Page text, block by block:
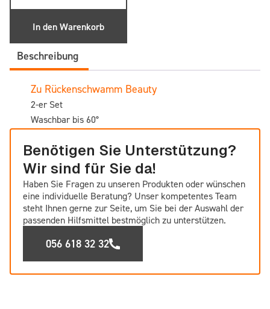
In den Warenkorb
Beschreibung
Zu Rückenschwamm Beauty
2-er Set
Waschbar bis 60°
Benötigen Sie Unterstützung?
Wir sind für Sie da!
Haben Sie Fragen zu unseren Produkten oder wünschen
eine individuelle Beratung? Unser kompetentes Team
steht Ihnen gerne zur Seite, um Sie bei der Auswahl der
passenden Hilfsmittel bestmöglich zu unterstützen.
056 618 32 32